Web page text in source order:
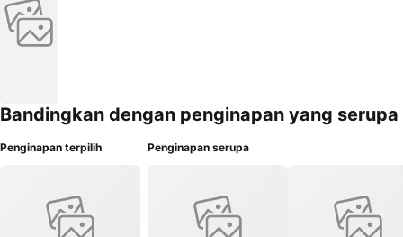
Bandingkan dengan penginapan yang serupa
Penginapan terpilih Penginapan serupa